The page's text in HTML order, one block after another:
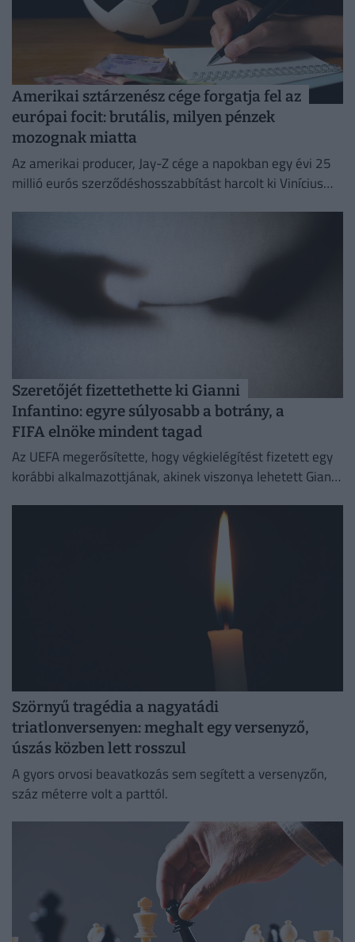
Amerikai sztárzenész cége forgatja fel az
európai focit: brutális, milyen pénzek
mozognak miatta
Az amerikai producer, Jay-Z cége a napokban egy évi 25
millió eurós szerződéshosszabbítást harcolt ki Vinícius
Szeretőjét fizettethette ki Gianni
Infantino: egyre súlyosabb a botrány, a
FIFA elnöke mindent tagad
Az UEFA megerősítette, hogy végkielégítést fizetett egy
korábbi alkalmazottjának, akinek viszonya lehetett Gianni
Szörnyű tragédia a nagyatádi
triatlonversenyen: meghalt egy versenyző,
úszás közben lett rosszul
A gyors orvosi beavatkozás sem segített a versenyzőn,
száz méterre volt a parttól.